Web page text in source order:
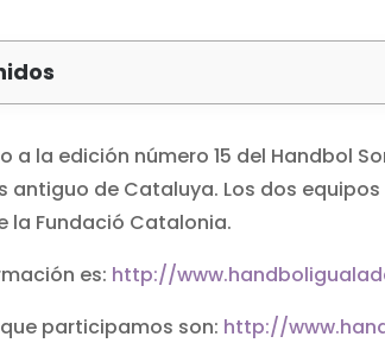
a la edición número 15 del Handbol
antiguo de Cataluya. Los dos
la Fundació Catalonia.
es: http://
participamos son: http://